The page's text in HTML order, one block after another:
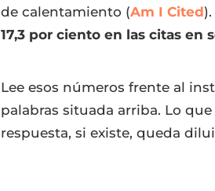
de calentamiento (Am I Cited
17,3 por ciento en las citas en
Lee esos números frente al
palabras situada arriba. Lo
respuesta, si existe, queda